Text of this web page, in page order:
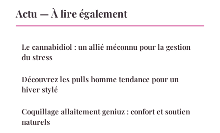
Actu — À lire également
Le cannabidiol : un allié méconnu pour la gestion
du stress
Découvrez les pulls homme tendance pour un
hiver stylé
Coquillage allaitement geniuz : confort et soutien
naturels